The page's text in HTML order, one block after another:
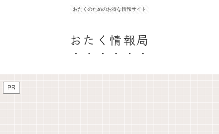
おたくのためのお得な情報サイト
おたく情報局
PR